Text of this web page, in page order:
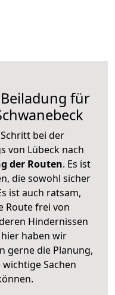
für
bei der
von Lübeck nach
der Routen. Es ist
die sowohl sicher
ist auch ratsam,
Route frei von
Hindernissen
hier haben wir
gerne die Planung,
Sachen